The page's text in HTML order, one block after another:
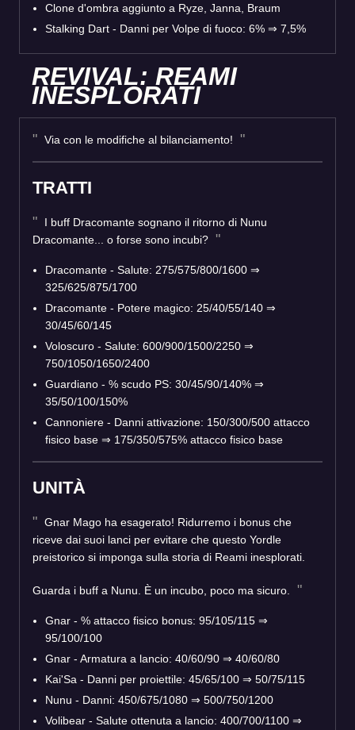
Clone d'ombra aggiunto a Ryze, Janna, Braum
Stalking Dart - Danni per Volpe di fuoco: 6% ⇒ 7,5%
REVIVAL: REAMI
INESPLORATI
Via con le modifiche al bilanciamento!
TRATTI
I buff Dracomante sognano il ritorno di Nunu
Dracomante... o forse sono incubi?
Dracomante - Salute: 275/575/800/1600 ⇒
325/625/875/1700
Dracomante - Potere magico: 25/40/55/140 ⇒
30/45/60/145
Voloscuro - Salute: 600/900/1500/2250 ⇒
750/1050/1650/2400
Guardiano - % scudo PS: 30/45/90/140% ⇒
35/50/100/150%
Cannoniere - Danni attivazione: 150/300/500 attacco
fisico base ⇒ 175/350/575% attacco fisico base
UNITÀ
Gnar Mago ha esagerato! Ridurremo i bonus che
riceve dai suoi lanci per evitare che questo Yordle
preistorico si imponga sulla storia di Reami inesplorati.
Guarda i buff a Nunu. È un incubo, poco ma sicuro.
Gnar - % attacco fisico bonus: 95/105/115 ⇒
95/100/100
Gnar - Armatura a lancio: 40/60/90 ⇒ 40/60/80
Kai'Sa - Danni per proiettile: 45/65/100 ⇒ 50/75/115
Nunu - Danni: 450/675/1080 ⇒ 500/750/1200
Volibear - Salute ottenuta a lancio: 400/700/1100 ⇒